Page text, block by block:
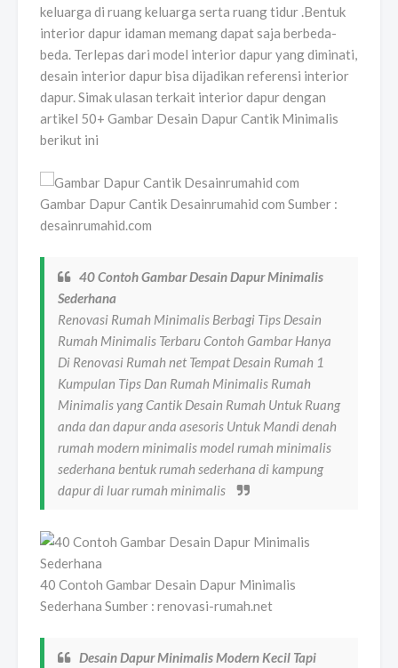
keluarga di ruang keluarga serta ruang tidur .Bentuk
interior dapur idaman memang dapat saja berbeda-
beda. Terlepas dari model interior dapur yang diminati,
desain interior dapur bisa dijadikan referensi interior
dapur. Simak ulasan terkait interior dapur dengan
artikel 50+ Gambar Desain Dapur Cantik Minimalis
berikut ini
Gambar Dapur Cantik Desainrumahid com Sumber :
desainrumahid.com
40 Contoh Gambar Desain Dapur Minimalis
Sederhana
Renovasi Rumah Minimalis Berbagi Tips Desain
Rumah Minimalis Terbaru Contoh Gambar Hanya
Di Renovasi Rumah net Tempat Desain Rumah 1
Kumpulan Tips Dan Rumah Minimalis Rumah
Minimalis yang Cantik Desain Rumah Untuk Ruang
anda dan dapur anda asesoris Untuk Mandi denah
rumah modern minimalis model rumah minimalis
sederhana bentuk rumah sederhana di kampung
dapur di luar rumah minimalis
40 Contoh Gambar Desain Dapur Minimalis
Sederhana Sumber : renovasi-rumah.net
Desain Dapur Minimalis Modern Kecil Tapi